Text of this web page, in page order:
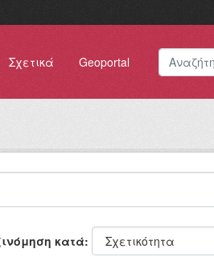
Σχετικά Geoportal
κατά